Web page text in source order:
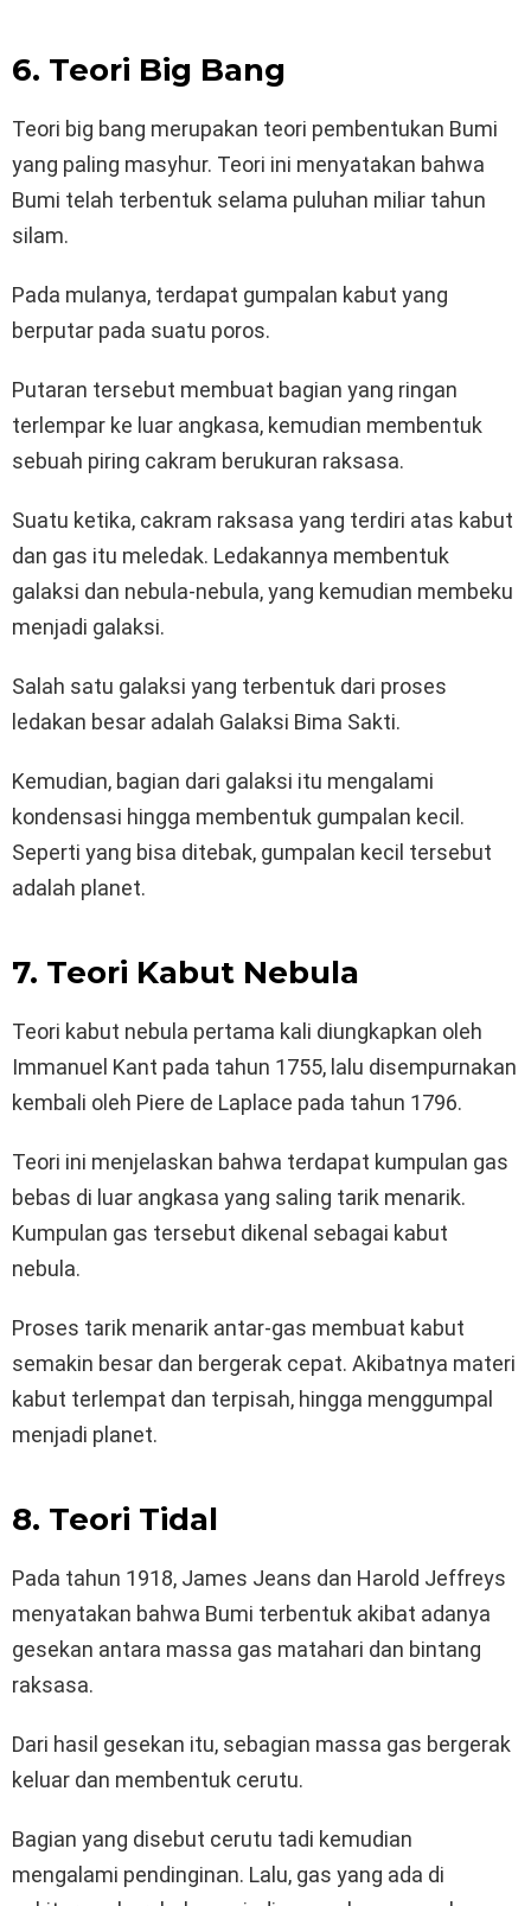
6. Teori Big Bang
Teori big bang merupakan teori pembentukan Bumi
yang paling masyhur. Teori ini menyatakan bahwa
Bumi telah terbentuk selama puluhan miliar tahun
silam.
Pada mulanya, terdapat gumpalan kabut yang
berputar pada suatu poros.
Putaran tersebut membuat bagian yang ringan
terlempar ke luar angkasa, kemudian membentuk
sebuah piring cakram berukuran raksasa.
Suatu ketika, cakram raksasa yang terdiri atas kabut
dan gas itu meledak. Ledakannya membentuk
galaksi dan nebula-nebula, yang kemudian membeku
menjadi galaksi.
Salah satu galaksi yang terbentuk dari proses
ledakan besar adalah Galaksi Bima Sakti.
Kemudian, bagian dari galaksi itu mengalami
kondensasi hingga membentuk gumpalan kecil.
Seperti yang bisa ditebak, gumpalan kecil tersebut
adalah planet.
7. Teori Kabut Nebula
Teori kabut nebula pertama kali diungkapkan oleh
Immanuel Kant pada tahun 1755, lalu disempurnakan
kembali oleh Piere de Laplace pada tahun 1796.
Teori ini menjelaskan bahwa terdapat kumpulan gas
bebas di luar angkasa yang saling tarik menarik.
Kumpulan gas tersebut dikenal sebagai kabut
nebula.
Proses tarik menarik antar-gas membuat kabut
semakin besar dan bergerak cepat. Akibatnya materi
kabut terlempat dan terpisah, hingga menggumpal
menjadi planet.
8. Teori Tidal
Pada tahun 1918, James Jeans dan Harold Jeffreys
menyatakan bahwa Bumi terbentuk akibat adanya
gesekan antara massa gas matahari dan bintang
raksasa.
Dari hasil gesekan itu, sebagian massa gas bergerak
keluar dan membentuk cerutu.
Bagian yang disebut cerutu tadi kemudian
mengalami pendinginan. Lalu, gas yang ada di